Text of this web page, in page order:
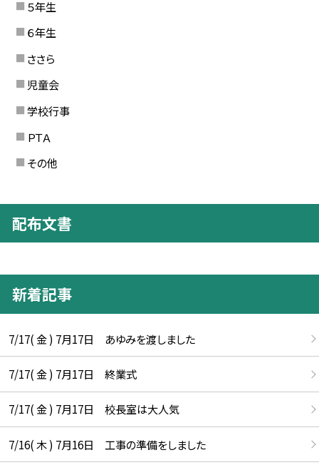
５年生
６年生
ささら
児童会
学校行事
ＰＴＡ
その他
配布文書
新着記事
7/17( 金 ) 7月17日 あゆみを渡しました
7/17( 金 ) 7月17日 終業式
7/17( 金 ) 7月17日 校長室は大人気
7/16( 木 ) 7月16日 工事の準備をしました